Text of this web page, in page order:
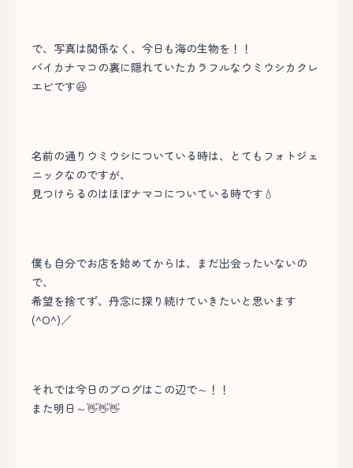
で、写真は関係なく、今日も海の生物を！！
バイカナマコの裏に隠れていたカラフルなウミウシカクレ
エビです😆
名前の通りウミウシについている時は、とてもフォトジェ
ニックなのですが、
見つけらるのはほぼナマコについている時です💧
僕も自分でお店を始めてからは、まだ出会ったいないの
で、
希望を捨てず、丹念に探り続けていきたいと思います
(^O^)／
それでは今日のブログはこの辺で～！！
また明日～👋👋👋